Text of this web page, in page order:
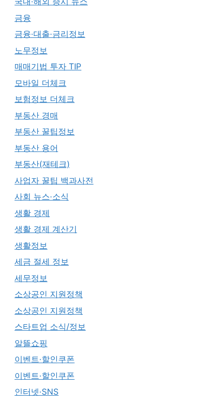
금융
금융·대출·금리정보
노무정보
매매기법 투자 TIP
모바일 더체크
보험정보 더체크
부동산 경매
부동산 꿀팁정보
부동산 용어
부동산(재테크)
사업자 꿀팁 백과사전
사회 뉴스·소식
생활 경제
생활 경제 계산기
생활정보
세금 절세 정보
세무정보
소상공인 지원정책
소상공인 지원정책
스타트업 소식/정보
알뜰쇼핑
이벤트·할인쿠폰
이벤트·할인쿠폰
인터넷·SNS